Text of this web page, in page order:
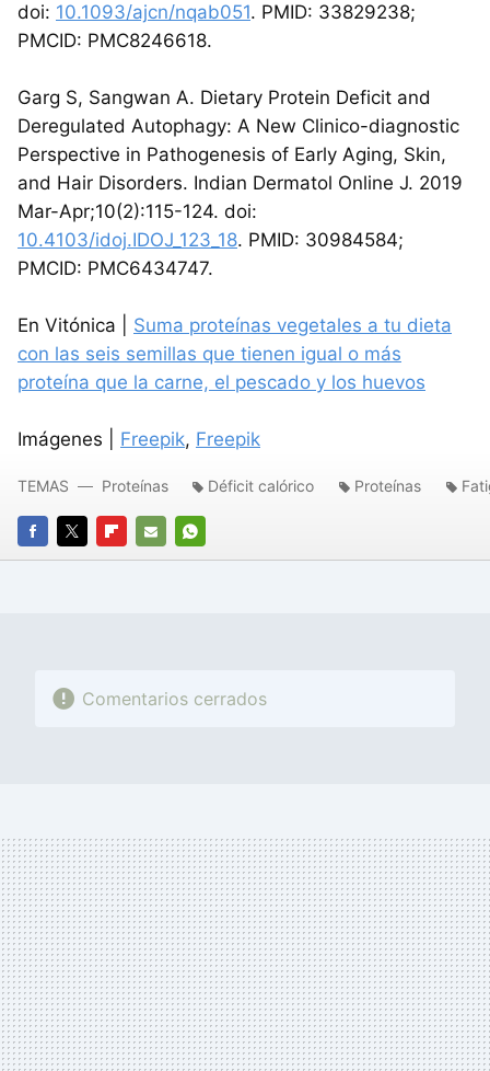
doi: 10.1093/ajcn/nqab051. PMID: 33829238;
PMCID: PMC8246618.
Garg S, Sangwan A. Dietary Protein Deficit and
Deregulated Autophagy: A New Clinico-diagnostic
Perspective in Pathogenesis of Early Aging, Skin,
and Hair Disorders. Indian Dermatol Online J. 2019
Mar-Apr;10(2):115-124. doi:
10.4103/idoj.IDOJ_123_18. PMID: 30984584;
PMCID: PMC6434747.
En Vitónica | Suma proteínas vegetales a tu dieta
con las seis semillas que tienen igual o más
proteína que la carne, el pescado y los huevos
Imágenes | Freepik, Freepik
FACEBOOK
TWITTERFLIPBOARD
E-
WHATSAPP
TEMAS Proteínas Déficit calórico Proteínas
Comentarios cerrados